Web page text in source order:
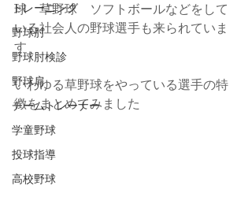
トレーニング
野球肘
野球肘検診
野球肩
チームトレーナー
学童野球
投球指導
高校野球
球　草野球　ソフトボールなどをして
いる社会人の野球選手も来られていま
す
いわゆる草野球をやっている選手の特
徴をまとめてみました